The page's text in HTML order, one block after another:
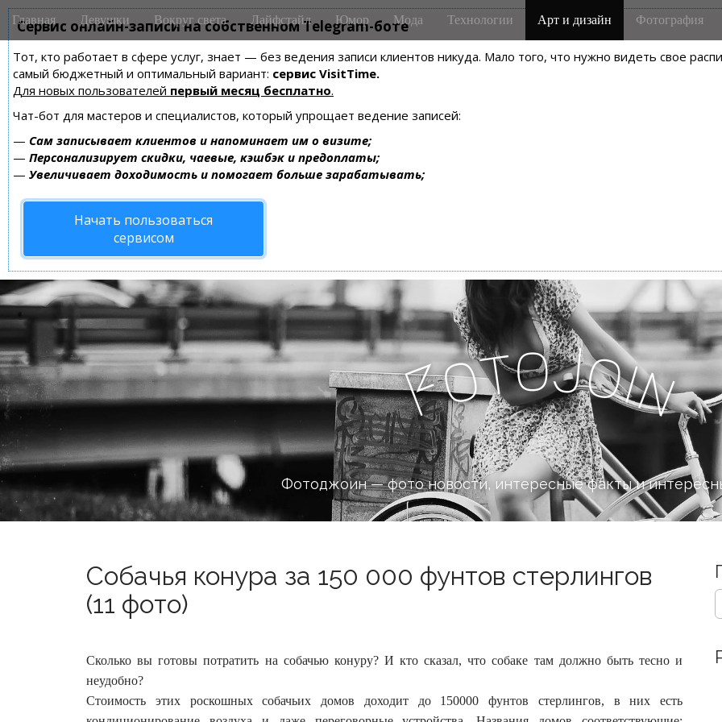
Сервис онлайн-записи на собственном Telegram-боте
Тот, кто работает в сфере услуг, знает — без ведения записи клиентов никуда. Мало того, что нужно видеть свое
самый бюджетный и оптимальный вариант: сервис VisitTime.
Для новых пользователей первый месяц бесплатно.
Чат-бот для мастеров и специалистов, который упрощает ведение записей:
— Сам записывает клиентов и напоминает им о визите;
— Персонализирует скидки, чаевые, кэшбэк и предоплаты;
— Увеличивает доходимость и помогает больше зарабатывать;
Начать пользоваться
сервисом
M
a
n
m
e
n
u
i
Главная Девушки Вокруг света Лайфстайл Юмор Мода Технологии Арт и дизайн Фотография
FotoJoi
n
Фотоджоин — фото новости, интересные факты и
Собачья конура за 150 000 фунтов стерлингов
(11 фото)
Сколько вы готовы потратить на собачью конуру? И кто сказал, что собаке там должно быть тесно и
неудобно?
Стоимость этих роскошных собачьих домов доходит до 150000 фунтов стерлингов, в них есть
S
e
c